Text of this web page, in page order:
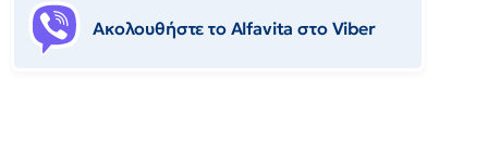
Ακολουθήστε το Αlfavita στο Viber